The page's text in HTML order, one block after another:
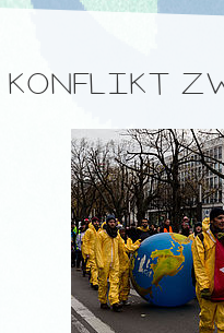
KONFLIKT